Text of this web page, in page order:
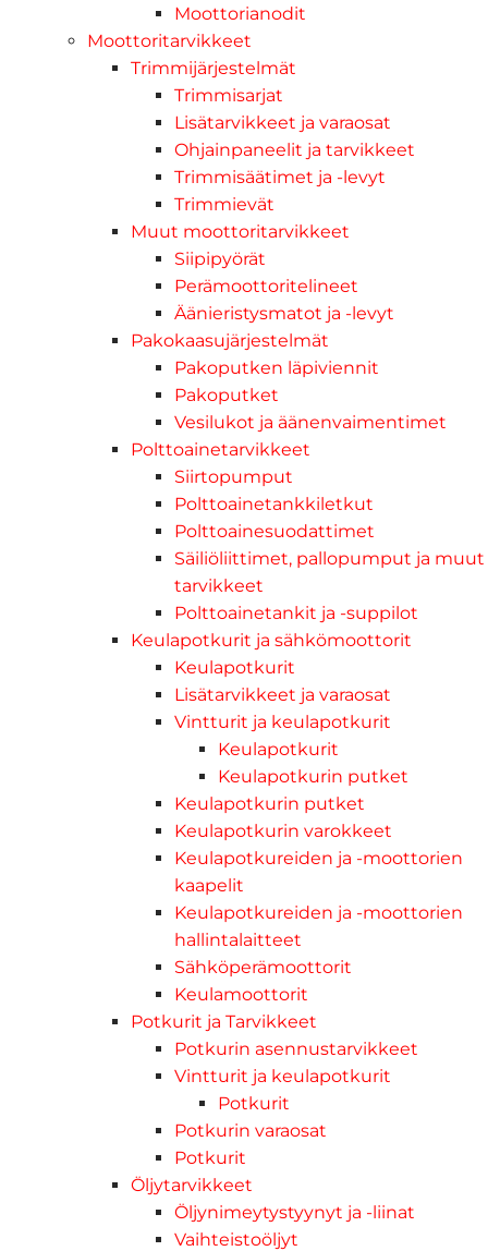
Moottorianodit
Moottoritarvikkeet
Trimmijärjestelmät
Trimmisarjat
Lisätarvikkeet ja varaosat
Ohjainpaneelit ja tarvikkeet
Trimmisäätimet ja -levyt
Trimmievät
Muut moottoritarvikkeet
Siipipyörät
Perämoottoritelineet
Äänieristysmatot ja -levyt
Pakokaasujärjestelmät
Pakoputken läpiviennit
Pakoputket
Vesilukot ja äänenvaimentimet
Polttoainetarvikkeet
Siirtopumput
Polttoainetankkiletkut
Polttoainesuodattimet
Säiliöliittimet, pallopumput ja muut
tarvikkeet
Polttoainetankit ja -suppilot
Keulapotkurit ja sähkömoottorit
Keulapotkurit
Lisätarvikkeet ja varaosat
Vintturit ja keulapotkurit
Keulapotkurit
Keulapotkurin putket
Keulapotkurin putket
Keulapotkurin varokkeet
Keulapotkureiden ja -moottorien
kaapelit
Keulapotkureiden ja -moottorien
hallintalaitteet
Sähköperämoottorit
Keulamoottorit
Potkurit ja Tarvikkeet
Potkurin asennustarvikkeet
Vintturit ja keulapotkurit
Potkurit
Potkurin varaosat
Potkurit
Öljytarvikkeet
Öljynimeytystyynyt ja -liinat
Vaihteistoöljyt